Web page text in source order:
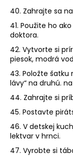
40. Zahrajte sa
41. Použite ho
doktora.
42. Vytvorte si
piesok, modrá
43. Položte šatku
lávy“ na druhú.
44. Zahrajte si
45. Postavte
46. ​​V detskej
lektvar v hrnci.
47. Vyrobte si